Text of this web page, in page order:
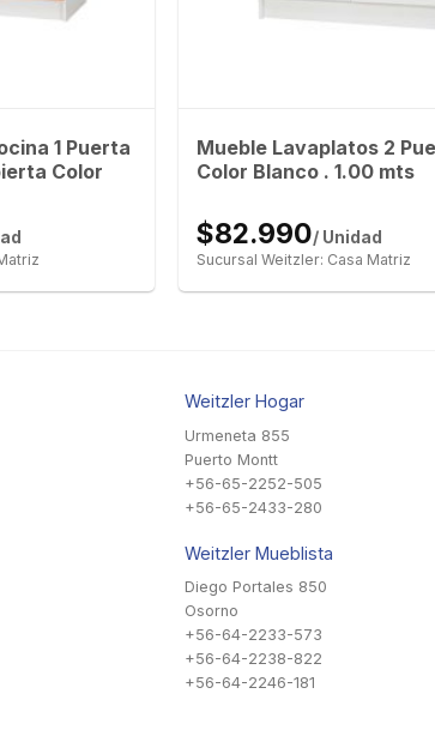
1 Puerta
Color
Mueble Lavaplatos 2
Color Blanco . 1.00 mts
$82.990/ Unidad
Sucursal Weitzler: Casa Matriz
Weitzler Hogar
Urmeneta 855
Puerto Montt
+56-65-2252-505
+56-65-2433-280
Weitzler Mueblista
Diego Portales 850
Osorno
+56-64-2233-573
+56-64-2238-822
+56-64-2246-181